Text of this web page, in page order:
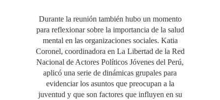
Durante la reunión también hubo un momento
para reflexionar sobre la importancia de la salud
mental en las organizaciones sociales. Katia
Coronel, coordinadora en La Libertad de la Red
Nacional de Actores Políticos Jóvenes del Perú,
aplicó una serie de dinámicas grupales para
evidenciar los asuntos que preocupan a la
juventud y que son factores que influyen en su